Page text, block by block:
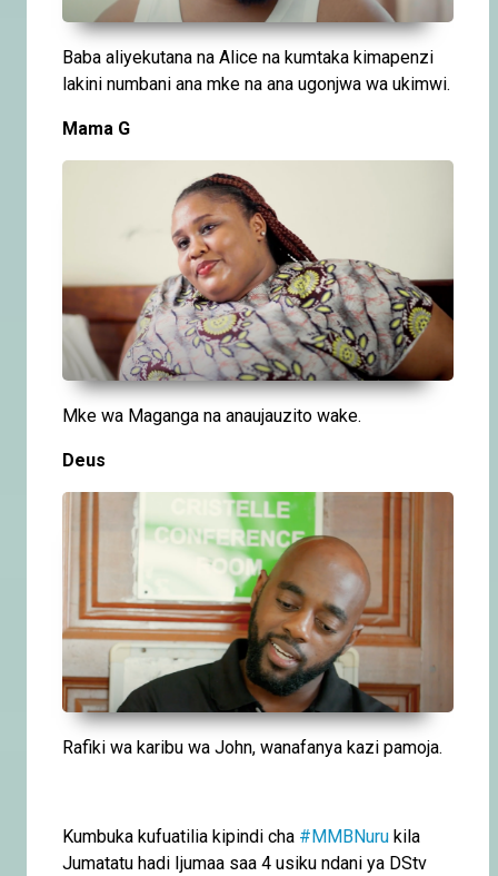
Baba aliyekutana na Alice na kumtaka kimapenzi
lakini numbani ana mke na ana ugonjwa wa ukimwi.
Mama G
Mke wa Maganga na anaujauzito wake.
Deus
Rafiki wa karibu wa John, wanafanya kazi pamoja.
Kumbuka kufuatilia kipindi cha #MMBNuru kila
Jumatatu hadi Ijumaa saa 4 usiku ndani ya DStv